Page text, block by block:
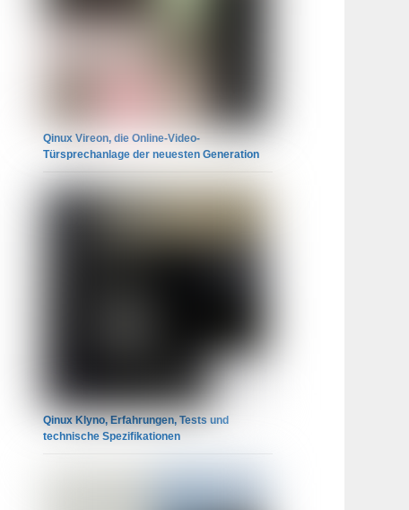
Qinux Vireon, die Online-Video-
Türsprechanlage der neuesten Generation
Qinux Klyno, Erfahrungen, Tests und
technische Spezifikationen